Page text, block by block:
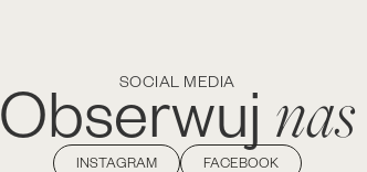
SOCIAL MEDIA
Obserwuj nas
INSTAGRAM FACEBOOK